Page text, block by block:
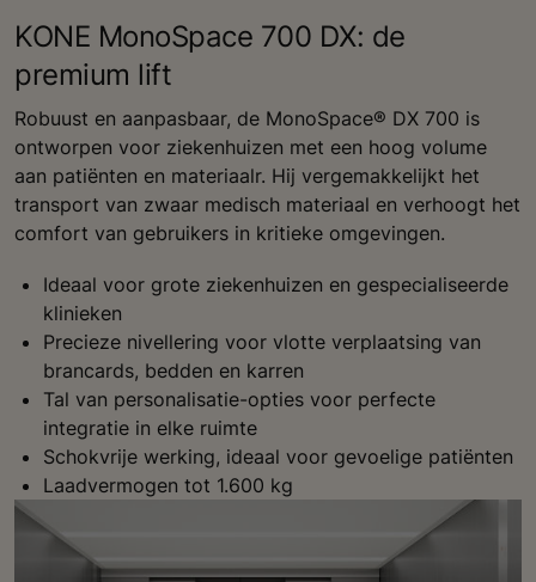
KONE MonoSpace 700 DX: de
premium lift
Robuust en aanpasbaar, de MonoSpace® DX 700 is
ontworpen voor ziekenhuizen met een hoog volume
aan patiënten en materiaalr. Hij vergemakkelijkt het
transport van zwaar medisch materiaal en verhoogt het
comfort van gebruikers in kritieke omgevingen.
Ideaal voor grote ziekenhuizen en gespecialiseerde
klinieken
Precieze nivellering voor vlotte verplaatsing van
brancards, bedden en karren
Tal van personalisatie-opties voor perfecte
integratie in elke ruimte
Schokvrije werking, ideaal voor gevoelige patiënten
Laadvermogen tot 1.600 kg